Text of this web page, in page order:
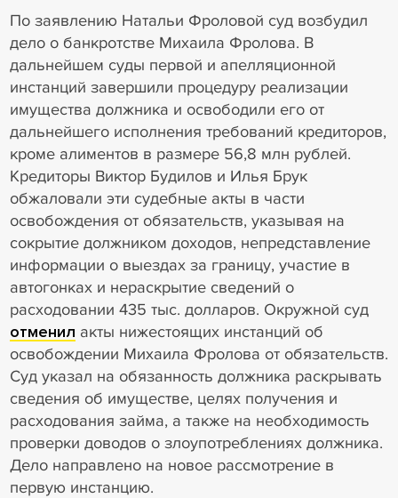
По заявлению Натальи Фроловой суд возбудил
дело о банкротстве Михаила Фролова. В
дальнейшем суды первой и апелляционной
инстанций завершили процедуру реализации
имущества должника и освободили его от
дальнейшего исполнения требований кредиторов,
кроме алиментов в размере 56,8 млн рублей.
Кредиторы Виктор Будилов и Илья Брук
обжаловали эти судебные акты в части
освобождения от обязательств, указывая на
сокрытие должником доходов, непредставление
информации о выездах за границу, участие в
автогонках и нераскрытие сведений о
расходовании 435 тыс. долларов. Окружной суд
отменил акты нижестоящих инстанций об
освобождении Михаила Фролова от обязательств.
Суд указал на обязанность должника раскрывать
сведения об имуществе, целях получения и
расходования займа, а также на необходимость
проверки доводов о злоупотреблениях должника.
Дело направлено на новое рассмотрение в
первую инстанцию.